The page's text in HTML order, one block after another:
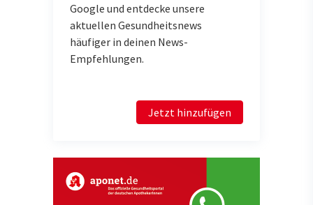
Google und entdecke unsere
aktuellen Gesundheitsnews
häufiger in deinen News-
Empfehlungen.
Jetzt hinzufügen